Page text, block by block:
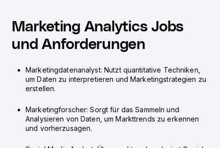
Marketing Analytics Jobs
und Anforderungen
Marketingdatenanalyst: Nutzt quantitative Techniken,
um Daten zu interpretieren und Marketingstrategien zu
erstellen.
Marketingforscher: Sorgt für das Sammeln und
Analysieren von Daten, um Markttrends zu erkennen
und vorherzusagen.